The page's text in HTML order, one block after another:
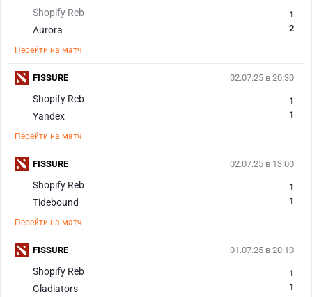
Shopify Reb
Aurora
1
2
Перейти на матч
02.07.25 в 20:30
Shopify Reb
Yandex
1
1
Перейти на матч
FISSURE
02.07.25 в 13:00
Shopify Reb
Tidebound
1
1
Перейти на матч
FISSURE
01.07.25 в 20:10
Shopify Reb
Gladiators
1
1
FISSURE